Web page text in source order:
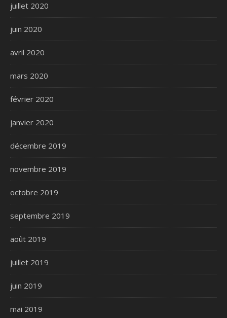
juillet 2020
juin 2020
avril 2020
mars 2020
février 2020
janvier 2020
décembre 2019
novembre 2019
octobre 2019
septembre 2019
août 2019
juillet 2019
juin 2019
mai 2019